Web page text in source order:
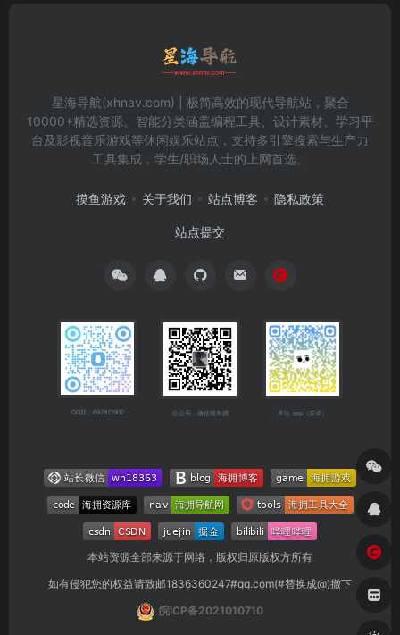
星海导航(xhnav.com) | 极简高效的现代导航站，聚合
10000+精选资源。智能分类涵盖编程工具、设计素材、学习平
台及影视音乐游戏等休闲娱乐站点，支持多引擎搜索与生产力
工具集成，学生/职场人士的上网首选。
摸鱼游戏 关于我们 站点博客 隐私政策
站点提交
QQ群：682921902 公众号：微信搜海拥 本站 app（安卓）
本站资源全部来源于网络，版权归原版权方所有
如有侵犯您的权益请致邮1836360247#qq.com(#替换成@)撤下
皖ICP备2021010710